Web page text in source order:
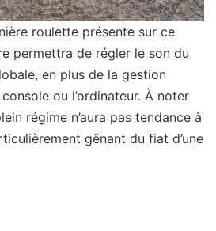
roulette présente sur ce
permettra de régler le son du
en plus de la gestion
ou l’ordinateur. À noter
régime n’aura pas tendance à
gênant du fiat d’une